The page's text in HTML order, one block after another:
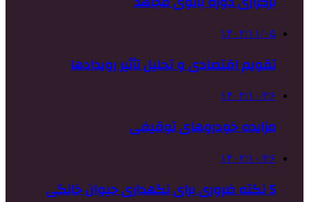
۱۴۰۲/۱۱/۰۵
تقویم اقتصادی و تحلیل تأثیر رویدادها
۱۴۰۲/۱۰/۲۶
مزایده خودروهای توقیفی
۱۴۰۲/۱۰/۲۶
5 نکته ضروری برای نگهداری حیوان خانگی